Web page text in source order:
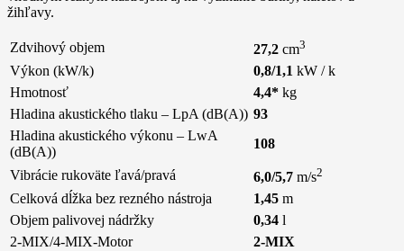
žihľavy.
Zdvihový objem 27,2 cm3
Výkon (kW/k) 0,8/1,1 kW / k
Hmotnosť
4,4* kg
Hladina akustického tlaku – LpA (dB(A)) 93
Hladina akustického výkonu – LwA
(dB(A))
108
Vibrácie rukoväte ľavá/pravá 6,0/5,7 m/s2
Celková dĺžka bez rezného nástroja 1,45 m
Objem palivovej nádržky
0,34 l
2-MIX/4-MIX-Motor
2-MIX